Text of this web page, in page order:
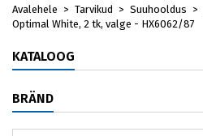
Avalehele Tarvikud Suuhooldus
Optimal White, 2 tk, valge - HX6062/87
KATALOOG
BRÄND